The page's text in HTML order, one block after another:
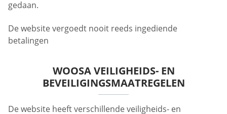
gedaan.
De website vergoedt nooit reeds ingediende
betalingen
WOOSA VEILIGHEIDS- EN
BEVEILIGINGSMAATREGELEN
De website heeft verschillende veiligheids- en